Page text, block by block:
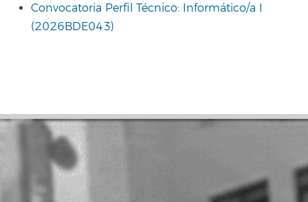
Convocatoria Perfil Técnico: Informático/a I
(2026BDE043)